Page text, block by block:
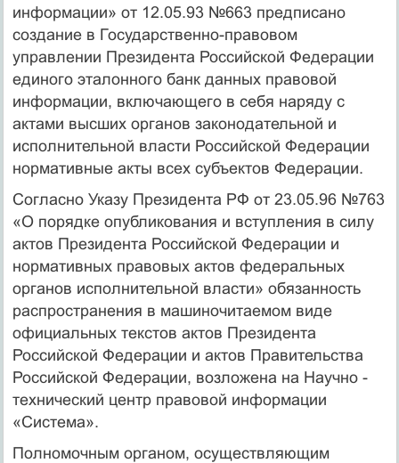
информации» от 12.05.93 №663 предписано
создание в Государственно-правовом
управлении Президента Российской Федерации
единого эталонного банк данных правовой
информации, включающего в себя наряду с
актами высших органов законодательной и
исполнительной власти Российской Федерации
нормативные акты всех субъектов Федерации.
Согласно Указу Президента РФ от 23.05.96 №763
«О порядке опубликования и вступления в силу
актов Президента Российской Федерации и
нормативных правовых актов федеральных
органов исполнительной власти» обязанность
распространения в машиночитаемом виде
официальных текстов актов Президента
Российской Федерации и актов Правительства
Российской Федерации, возложена на Научно -
технический центр правовой информации
«Система».
Полномочным органом, осуществляющим